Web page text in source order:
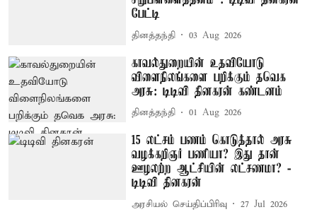
பேட்டி
தினத்தந்தி 03 Aug 2026
காவல்துறையின் உதவியோடு
விளைநிலங்களை பறிக்கும் தவெக
அரசு: டிடிவி தினகரன் கண்டனம்
தினத்தந்தி 01 Aug 2026
15 லட்சம் பணம் கொடுத்தால் அரசு
வழக்கறிஞர் பணியா? இது தான்
ஊழலற்ற ஆட்சியின் லட்சணமா? -
டிடிவி தினகரன்
அரசியல் செய்திப்பிரிவு 27 Jul 2026